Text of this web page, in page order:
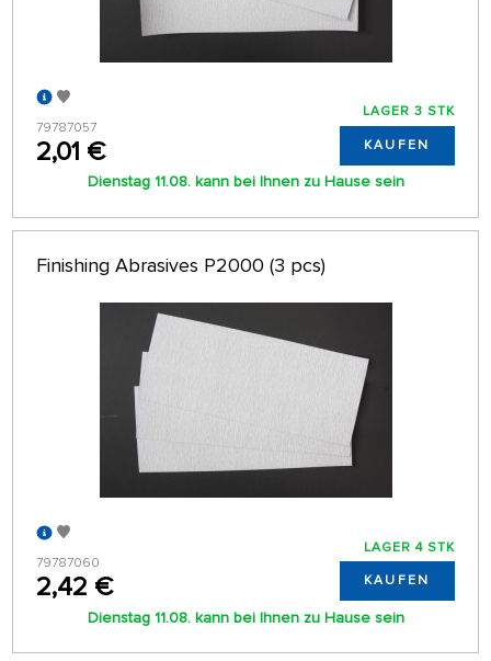
79787057
2,01 €
LAGER 3 STK
KAUFEN
Dienstag 11.08. kann bei Ihnen zu Hause sein
Finishing Abrasives P2000 (3 pcs)
79787060
2,42 €
LAGER 4 STK
KAUFEN
Dienstag 11.08. kann bei Ihnen zu Hause sein